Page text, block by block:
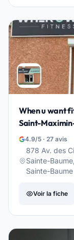
When u want
Saint-
4.9/5 · 27 avis
878 Av. des
Sainte-
Sainte-Baume
Voir la fiche